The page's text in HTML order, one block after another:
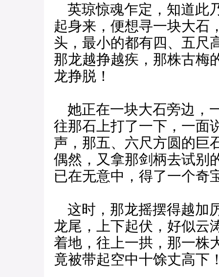
英琼惊魂乍定，知道此
起身来，便想寻一块大石
头，最小的都有四、五尺
那龙越挣越疾，那株古梅
龙挣脱！
她正在一块大石旁边，
往那石上打了一下，一面
声，那五、六尺方圆的巨
偶然，又拿那剑柄去试别
已在无意中，得了一个奇
这时，那龙摇摆得越加
龙尾，上下起伏，好似云
着地，往上一拱，那一株
竟被带起空中十馀丈高下